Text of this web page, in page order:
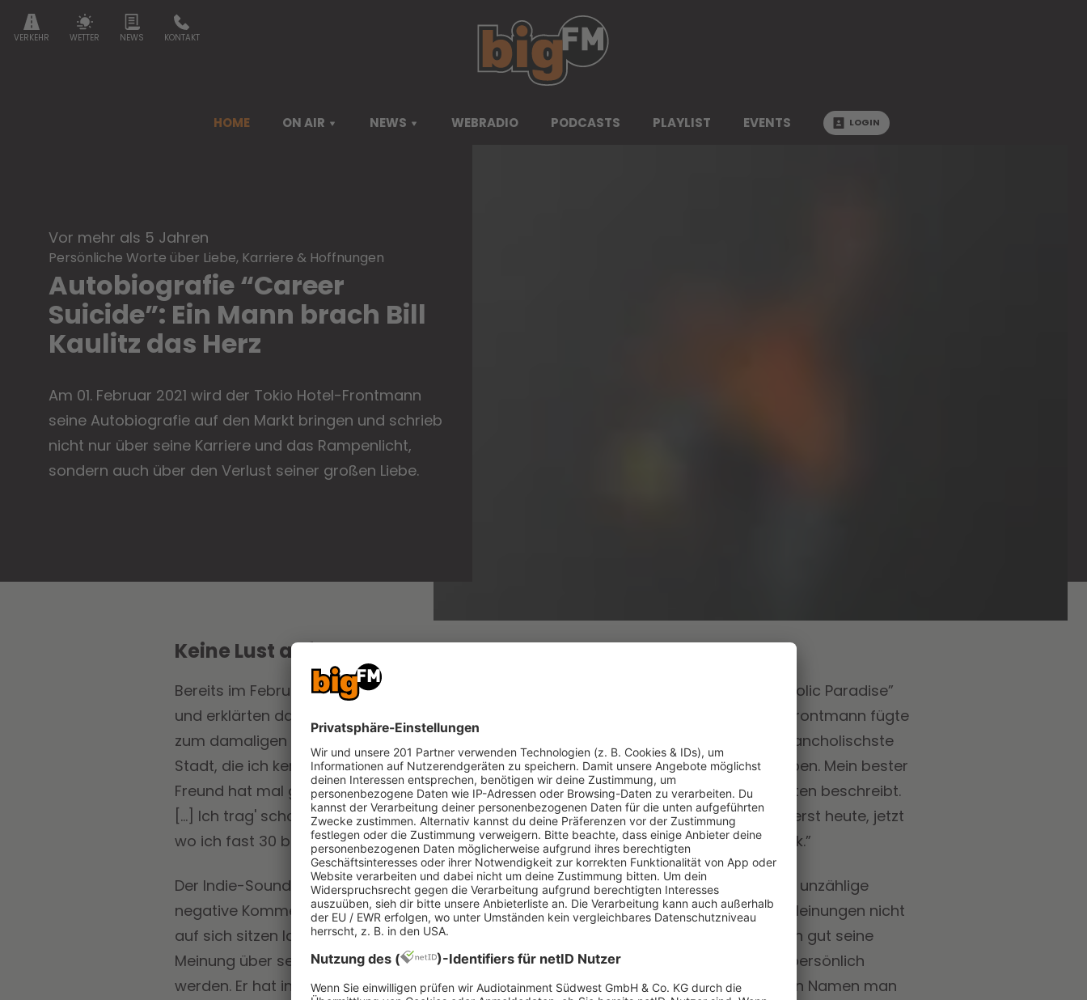
VERKEHR WETTER NEWS KONTAKT
HOME ON AIR NEWS WEBRADIO PODCASTS PLAYLIST EVENTS LOGIN
vor mehr als 5 Jahren
Persönliche Worte über Liebe, Karriere & Hoffnungen
Autobiografie “Career
Suicide”: Ein Mann brach Bill
Kaulitz das Herz
Am 01. Februar 2021 wird der Tokio Hotel-Frontmann
seine Autobiografie auf den Markt bringen und schrieb
nicht nur über seine Karriere und das Rampenlicht,
sondern auch über den Verlust seiner großen Liebe.
Keine Lust auf Hater
Bereits im Februar 2019 veröffentlichten
ihre Single “Melancholic Paradise”
und erklärten dazu, dass Bill und Tom Kaulitz den Text selbst geschrieben haben. Der Frontmann fügte
zum damaligen Zeitpunkt via Instagram hinzu, wie er auf die Lyrics kam: “Es ist die melancholischste
Stadt, die ich kenne und ich glaub, es ist das, was ich und Los Angeles gemeinsam haben. Mein bester
Freund hat mal gesagt, es ist das erste Wort, das ihm zu mir einfällt und mich am besten beschreibt.
[…] Ich trag' schon immer eine Traurigkeit in mir und hab das Gefühl, ich verstehe das erst heute, jetzt
wo ich fast 30 bin. Der Song feiert das Leben mit 80's Disco Vibes und ein bisschen Funk.”
Der Indie-Sound kam am Ende nicht so gut bei einigen Fans an und sorgte dafür, dass unzählige
negative Kommentare veröffentlicht worden waren. Die Kaulitz-Zwillinge wollten jene Meinungen nicht
auf sich sitzen lassen und äußerten sich im Interview mit “
” wie folgt: “Man kann gut seine
Meinung über seinen Song schreiben und sie begründen. Aber man muss dabei nicht persönlich
werden. Er hat in dem Artikel dann dreimal geschrieben: ‘Und die beiden anderen, deren Namen man